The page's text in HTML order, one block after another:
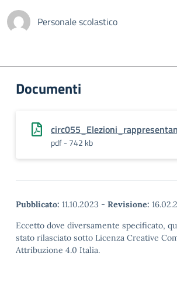
Personale scolastico
Documenti
pdf - 742 kb
Pubblicato: 11.10.2023 - Revisione:
Eccetto dove diversamente specificato,
stato rilasciato sotto Licenza Creative
Attribuzione 4.0 Italia.